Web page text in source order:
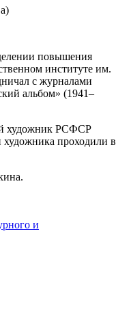
повышения
институте им.
с журналами
альбом» (1941–
художник РСФСР
проходили в
и